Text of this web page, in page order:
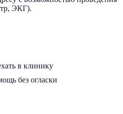
ЭКГ).
в клинику
без огласки